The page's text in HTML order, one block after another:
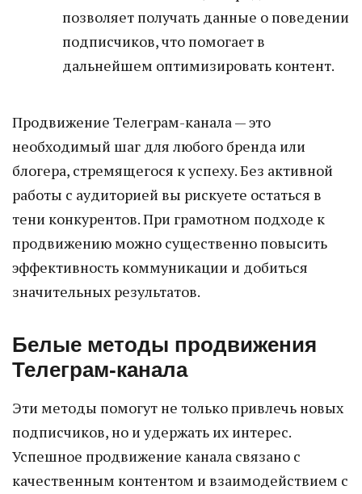
позволяет получать данные о поведении
подписчиков, что помогает в
дальнейшем оптимизировать контент.
Продвижение Телеграм-канала — это
необходимый шаг для любого бренда или
блогера, стремящегося к успеху. Без активной
работы с аудиторией вы рискуете остаться в
тени конкурентов. При грамотном подходе к
продвижению можно существенно повысить
эффективность коммуникации и добиться
значительных результатов.
Белые методы продвижения
Телеграм-канала
Эти методы помогут не только привлечь новых
подписчиков, но и удержать их интерес.
Успешное продвижение канала связано с
качественным контентом и взаимодействием с